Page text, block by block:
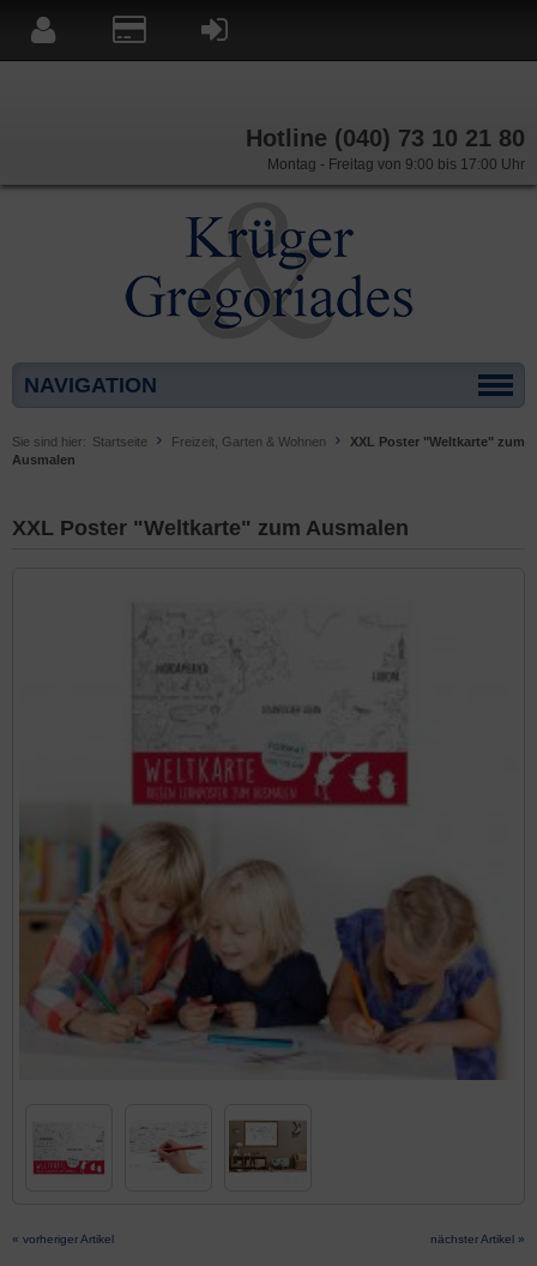
Hotline (040) 73 10 21 80
Montag - Freitag von 9:00 bis 17:00 Uhr
NAVIGATION
Sie sind hier: Startseite Freizeit, Garten & Wohnen
XXL Poster "Weltkarte" zum
Ausmalen
XXL Poster "Weltkarte" zum Ausmalen
« vorheriger Artikel nächster Artikel »